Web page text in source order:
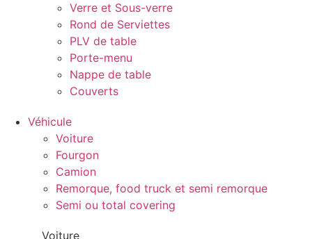
Verre et Sous-verre
Rond de Serviettes
PLV de table
Porte-menu
Nappe de table
Couverts
Véhicule
Voiture
Fourgon
Camion
Remorque, food truck et semi remorque
Semi ou total covering
Voiture